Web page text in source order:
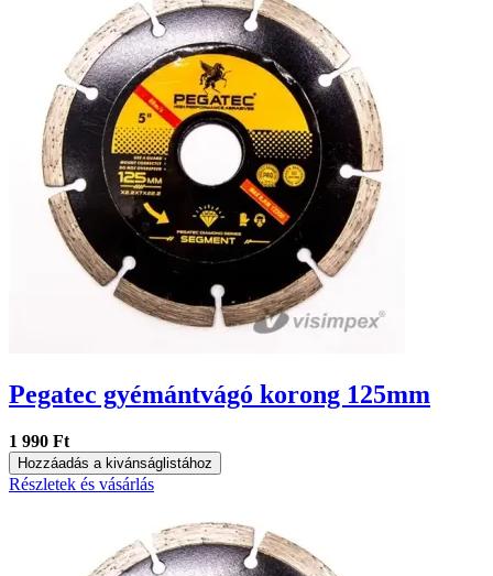
Pegatec gyémántvágó korong 125mm
1 990 Ft
Hozzáadás a kivánságlistához
Részletek és vásárlás